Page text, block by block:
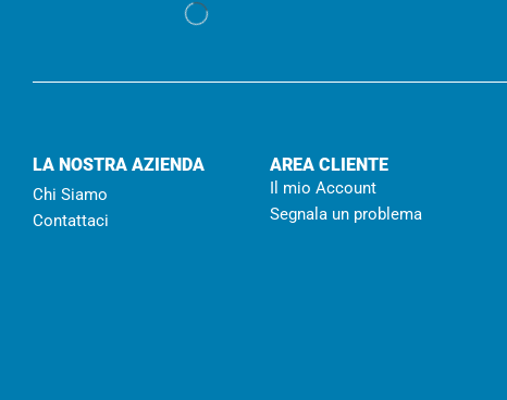
LA NOSTRA AZIENDA
Chi Siamo
Contattaci
AREA CLIENTE
Il mio Account
Segnala un problema